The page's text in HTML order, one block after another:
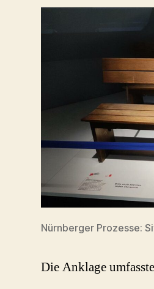
Nürnberger Prozesse:
Die Anklage